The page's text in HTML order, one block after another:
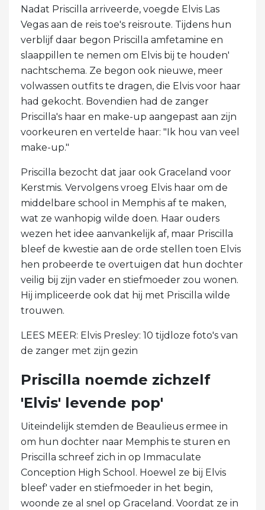
Nadat Priscilla arriveerde, voegde Elvis Las
Vegas aan de reis toe's reisroute. Tijdens hun
verblijf daar begon Priscilla amfetamine en
slaappillen te nemen om Elvis bij te houden'
nachtschema. Ze begon ook nieuwe, meer
volwassen outfits te dragen, die Elvis voor haar
had gekocht. Bovendien had de zanger
Priscilla's haar en make-up aangepast aan zijn
voorkeuren en vertelde haar: "Ik hou van veel
make-up."
Priscilla bezocht dat jaar ook Graceland voor
Kerstmis. Vervolgens vroeg Elvis haar om de
middelbare school in Memphis af te maken,
wat ze wanhopig wilde doen. Haar ouders
wezen het idee aanvankelijk af, maar Priscilla
bleef de kwestie aan de orde stellen toen Elvis
hen probeerde te overtuigen dat hun dochter
veilig bij zijn vader en stiefmoeder zou wonen.
Hij impliceerde ook dat hij met Priscilla wilde
trouwen.
LEES MEER: Elvis Presley: 10 tijdloze foto's van
de zanger met zijn gezin
Priscilla noemde zichzelf
'Elvis' levende pop'
Uiteindelijk stemden de Beaulieus ermee in
om hun dochter naar Memphis te sturen en
Priscilla schreef zich in op Immaculate
Conception High School. Hoewel ze bij Elvis
bleef' vader en stiefmoeder in het begin,
woonde ze al snel op Graceland. Voordat ze in